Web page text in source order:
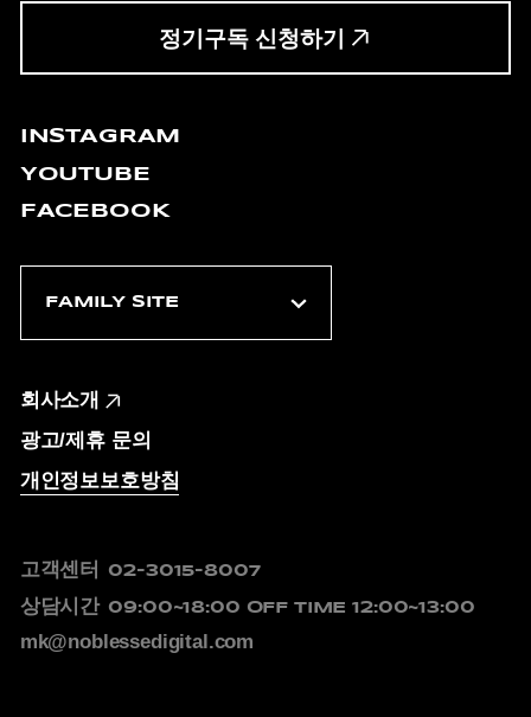
정기구독 신청하기
INSTAGRAM
YOUTUBE
FACEBOOK
회사소개
광고/제휴 문의
개인정보보호방침
고객센터 02-3015-8007
상담시간 09:00~18:00 OFF TIME 12:00~13:00
mk@noblessedigital.com